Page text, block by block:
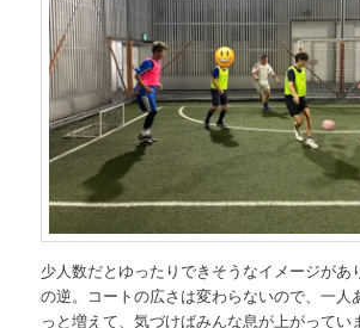
少人数だとゆったりできそうなイメージがあ
の逆。コートの広さは変わらないので、一人
っと増えて、気づけばみんな息が上がってい